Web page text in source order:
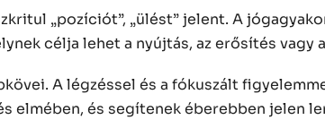
„pozíciót”, „ülést” jelent. A
célja lehet a nyújtás, az erősítés vagy
A légzéssel és a fókuszált
elmében, és segítenek éberebben jelen